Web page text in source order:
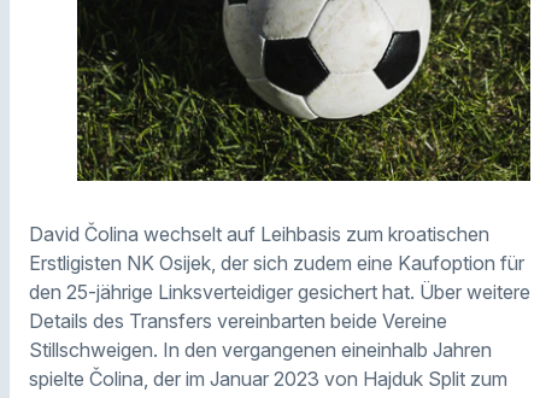
David Čolina wechselt auf Leihbasis zum kroatischen
Erstligisten NK Osijek, der sich zudem eine Kaufoption für
den 25-jährige Linksverteidiger gesichert hat. Über weitere
Details des Transfers vereinbarten beide Vereine
Stillschweigen. In den vergangenen eineinhalb Jahren
spielte Čolina, der im Januar 2023 von Hajduk Split zum